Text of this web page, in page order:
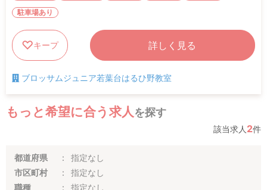
駐車場あり
キープ 詳しく見る
ブロッサムジュニア若葉台はるひ野教室
もっと希望に合う求人 を探す
該当求人 2件
都道府県
指定なし
市区町村
指定なし
職種
指定なし